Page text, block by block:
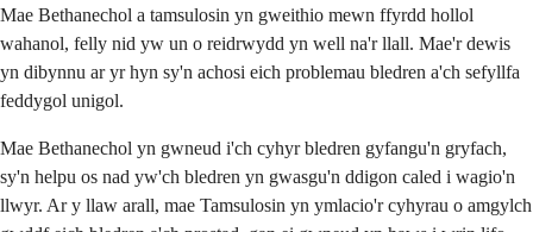
Mae Bethanechol a tamsulosin yn gweithio mewn ffyrdd hollol
wahanol, felly nid yw un o reidrwydd yn well na'r llall. Mae'r dewis
yn dibynnu ar yr hyn sy'n achosi eich problemau bledren a'ch sefyllfa
feddygol unigol.
Mae Bethanechol yn gwneud i'ch cyhyr bledren gyfangu'n gryfach,
sy'n helpu os nad yw'ch bledren yn gwasgu'n ddigon caled i wagio'n
llwyr. Ar y llaw arall, mae Tamsulosin yn ymlacio'r cyhyrau o amgylch